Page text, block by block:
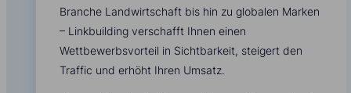
Branche Landwirtschaft bis hin zu globalen Marken
– Linkbuilding verschafft Ihnen einen
Wettbewerbsvorteil in Sichtbarkeit, steigert den
Traffic und erhöht Ihren Umsatz.